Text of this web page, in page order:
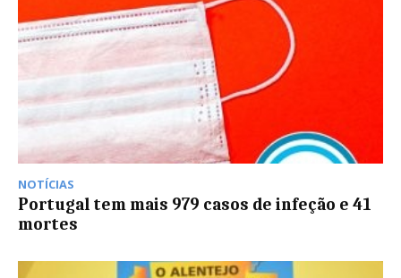
NOTÍCIAS
Portugal tem mais 979 casos de infeção e 41
mortes